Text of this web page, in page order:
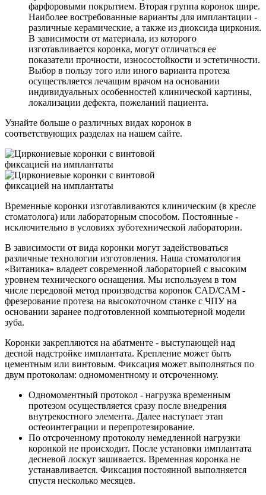
фарфоровыми покрытием. Вторая группа коронок шире.
Наиболее востребованные варианты для имплантации -
различные керамические, а также из диоксида циркония.
В зависимости от материала, из которого
изготавливается коронка, могут отличаться ее
показатели прочности, износостойкости и эстетичности.
Выбор в пользу того или иного варианта протеза
осуществляется лечащим врачом на основании
индивидуальных особенностей клинической картины,
локализации дефекта, пожеланий пациента.
Узнайте больше о различных видах коронок в
соответствующих разделах на нашем сайте.
Временные коронки изготавливаются клиническим (в кресле
стоматолога) или лабораторным способом. Постоянные -
исключительно в условиях зуботехнической лаборатории.
В зависимости от вида коронки могут задействоваться
различные технологии изготовления. Наша стоматология
«Витаника» владеет современной лабораторией с высоким
уровнем технического оснащения. Мы используем в том
числе передовой метод производства коронок CAD/CAM -
фрезерование протеза на высокоточном станке с ЧПУ на
основании заранее подготовленной компьютерной модели
зуба.
Коронки закрепляются на абатменте - выступающей над
десной надстройке имплантата. Крепление может быть
цементным или винтовым. Фиксация может выполняться по
двум протоколам: одномоментному и отсроченному.
Одномоментный протокол - нагрузка временным
протезом осуществляется сразу после внедрения
внутрекостного элемента. Далее наступает этап
остеоинтеграции и перепротезирование.
По отсроченному протоколу немедленной нагрузки
коронкой не происходит. После установки имплантата
десневой лоскут зашивается. Временная коронка не
устанавливается. Фиксация постоянной выполняется
спустя несколько месяцев.